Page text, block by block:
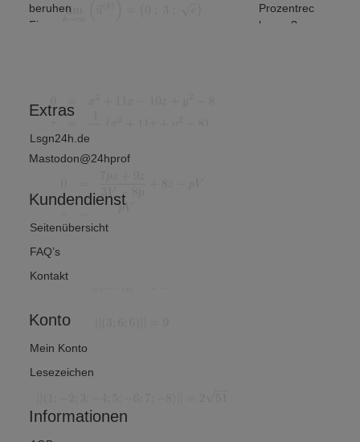
beruhen
Finanz-
Prozentrec
hnung?
Extras
Lsgn24h.de
Mastodon@24hprof
Kundendienst
Seitenübersicht
FAQ’s
Kontakt
Konto
Mein Konto
Lesezeichen
Informationen